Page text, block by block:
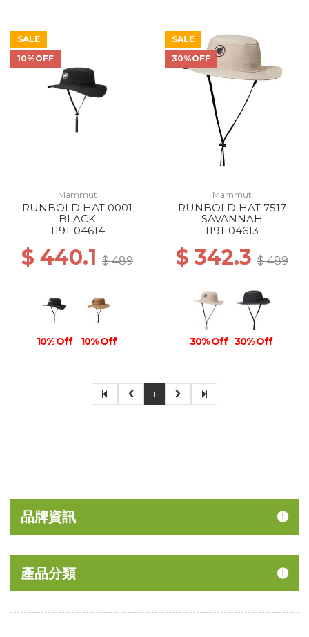
SALE
10%OFF
Mammut
RUNBOLD HAT 0001
BLACK
1191-04614
$ 440.1 $ 489
10% Off 10% Off
SALE
30%OFF
Mammut
RUNBOLD HAT 7517
SAVANNAH
1191-04613
$ 342.3$ 489
30% Off 30% Off
1
品牌資訊
產品分類